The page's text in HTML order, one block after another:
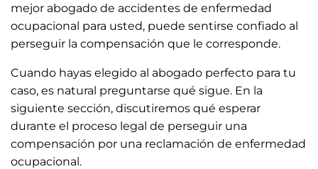
mejor abogado de accidentes de enfermedad
ocupacional para usted, puede sentirse confiado al
perseguir la compensación que le corresponde.
Cuando hayas elegido al abogado perfecto para tu
caso, es natural preguntarse qué sigue. En la
siguiente sección, discutiremos qué esperar
durante el proceso legal de perseguir una
compensación por una reclamación de enfermedad
ocupacional.